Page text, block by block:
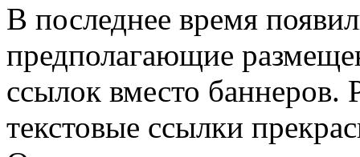
В последнее время
предполагающие
ссылок вместо баннеров.
текстовые ссылки